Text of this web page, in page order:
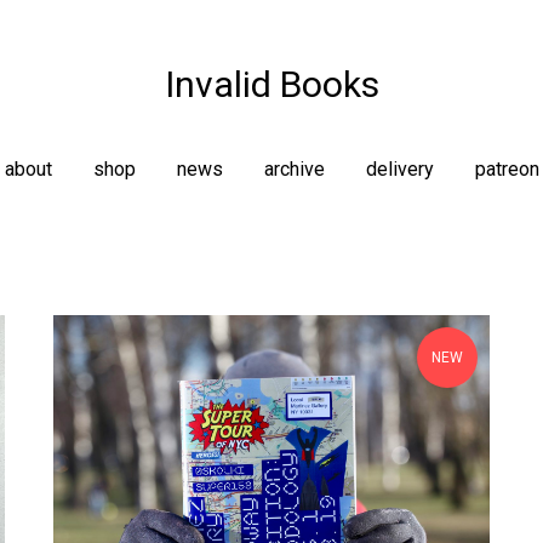
Invalid Books
about shop news archive delivery patreon
NEW